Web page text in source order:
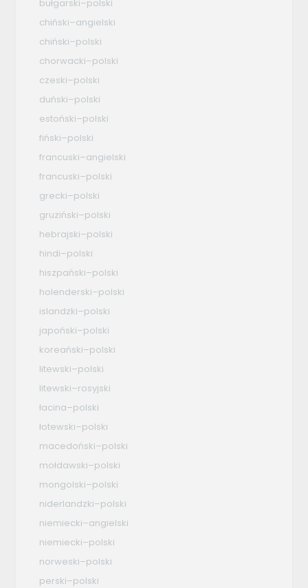
bułgarski–polski
chiński–angielski
chiński–polski
chorwacki–polski
czeski–polski
duński–polski
estoński–polski
fiński–polski
francuski–angielski
francuski–polski
grecki–polski
gruziński–polski
hebrajski–polski
hindi–polski
hiszpański–polski
holenderski–polski
islandzki–polski
japoński–polski
koreański–polski
litewski–polski
litewski–rosyjski
łacina–polski
łotewski–polski
macedoński–polski
mołdawski–polski
mongolski–polski
niderlandzki–polski
niemiecki–angielski
niemiecki–polski
norweski–polski
perski–polski